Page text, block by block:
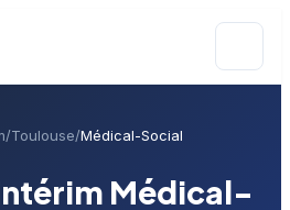
Toulouse Médical-Social
Médical-